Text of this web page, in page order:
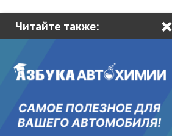
Читайте также: ×
Сетевое издание «Kolesa.ru»,
службой по надзору в сфере связи,
массовых коммуникаций, номер